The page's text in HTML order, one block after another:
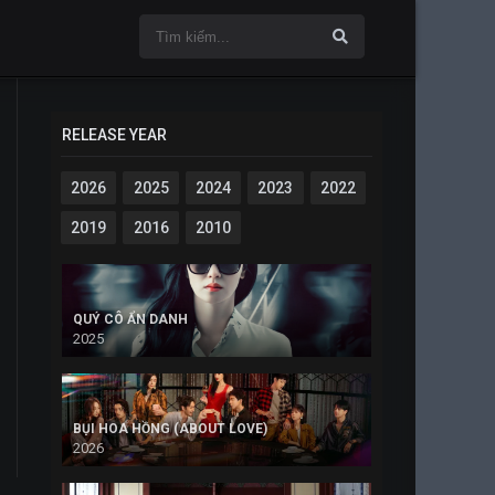
RELEASE YEAR
2026 2025 2024 2023 2022
2019 2016 2010
QUÝ CÔ ẨN DANH
2025
BỤI HOA HỒNG (ABOUT LOVE)
2026